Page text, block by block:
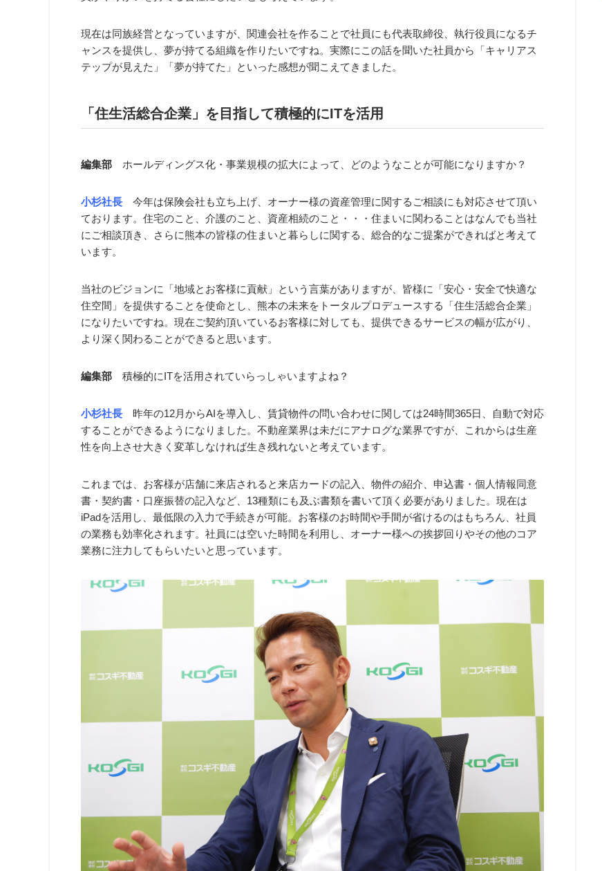
現在は同族経営となっていますが、関連会社を作ることで社員にも代表取締役、執行役員になるチ
ャンスを提供し、夢が持てる組織を作りたいですね。実際にこの話を聞いた社員から「キャリアス
テップが見えた」「夢が持てた」といった感想が聞こえてきました。
「住生活総合企業」を目指して積極的にITを活用
編集部 ホールディングス化・事業規模の拡大によって、どのようなことが可能になりますか？
小杉社長
今年は保険会社も立ち上げ、オーナー様の資産管理に関するご相談にも対応させて頂い
ております。住宅のこと、介護のこと、資産相続のこと・・・住まいに関わることはなんでも当社
にご相談頂き、さらに熊本の皆様の住まいと暮らしに関する、総合的なご提案ができればと考えて
います。
当社のビジョンに「地域とお客様に貢献」という言葉がありますが、皆様に「安心・安全で快適な
住空間」を提供することを使命とし、熊本の未来をトータルプロデュースする「住生活総合企業」
になりたいですね。現在ご契約頂いているお客様に対しても、提供できるサービスの幅が広がり、
より深く関わることができると思います。
編集部 積極的にITを活用されていらっしゃいますよね？
小杉社長 昨年の12月からAIを導入し、賃貸物件の問い合わせに関しては24時間365日、自動で対応
することができるようになりました。不動産業界は未だにアナログな業界ですが、これからは生産
性を向上させ大きく変革しなければ生き残れないと考えています。
これまでは、お客様が店舗に来店されると来店カードの記入、物件の紹介、申込書・個人情報同意
書・契約書・口座振替の記入など、13種類にも及ぶ書類を書いて頂く必要がありました。現在は
iPadを活用し、最低限の入力で手続きが可能。お客様のお時間や手間が省けるのはもちろん、社員
の業務も効率化されます。社員には空いた時間を利用し、オーナー様への挨拶回りやその他のコア
業務に注力してもらいたいと思っています。